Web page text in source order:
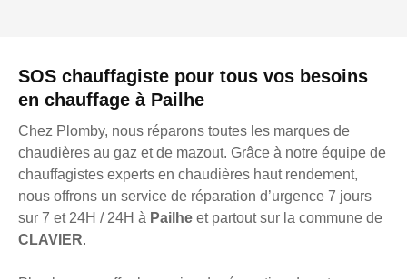
SOS chauffagiste pour tous vos besoins
en chauffage à Pailhe
Chez Plomby, nous réparons toutes les marques de
chaudières au gaz et de mazout. Grâce à notre équipe de
chauffagistes experts en chaudières haut rendement,
nous offrons un service de réparation d’urgence 7 jours
sur 7 et 24H / 24H à Pailhe et partout sur la commune de
CLAVIER.